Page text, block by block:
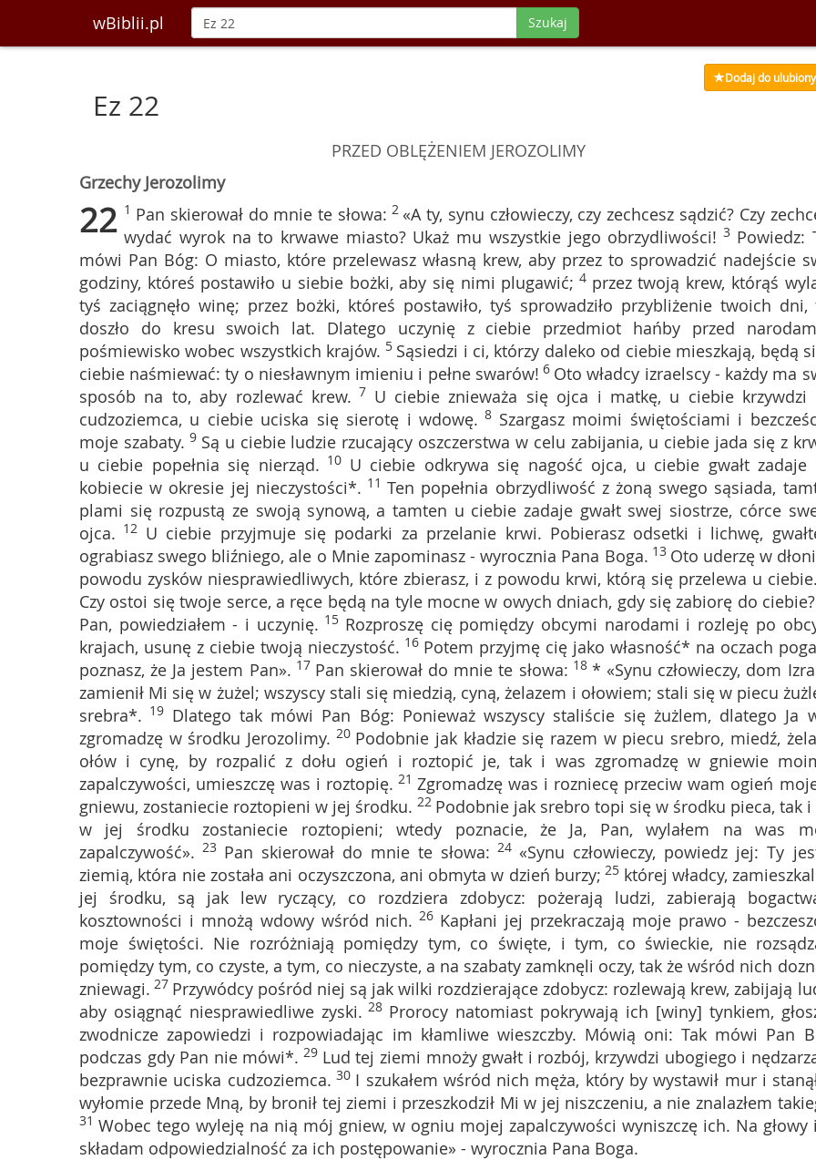
wBiblii.pl Szukaj
Dodaj do
Ez 22
PRZED OBLĘŻENIEM JEROZOLIMY
Grzechy Jerozolimy
22 1 Pan skierował do mnie te słowa: 2 «A ty, synu człowieczy, czy zechcesz sądzić? Czy
wydać wyrok na to krwawe miasto? Ukaż mu wszystkie jego obrzydliwości! 3 Powiedz:
mówi Pan Bóg: O miasto, które przelewasz własną krew, aby przez to sprowadzić nadejście
godziny, któreś postawiło u siebie bożki, aby się nimi plugawić; 4 przez twoją krew, którąś
tyś zaciągnęło winę; przez bożki, któreś postawiło, tyś sprowadziło przybliżenie twoich dni,
doszło do kresu swoich lat. Dlatego uczynię z ciebie przedmiot hańby przed
pośmiewisko wobec wszystkich krajów. 5 Sąsiedzi i ci, którzy daleko od ciebie mieszkają, będą
ciebie naśmiewać: ty o niesławnym imieniu i pełne swarów! 6 Oto władcy izraelscy - każdy ma
sposób na to, aby rozlewać krew. 7 U ciebie znieważa się ojca i matkę, u ciebie krzywdzi
cudzoziemca, u ciebie uciska się sierotę i wdowę. 8 Szargasz moimi świętościami i
moje szabaty. 9 Są u ciebie ludzie rzucający oszczerstwa w celu zabijania, u ciebie jada się z
u ciebie popełnia się nierząd. 10 U ciebie odkrywa się nagość ojca, u ciebie gwałt zadaje
kobiecie w okresie jej nieczystości*. 11Ten popełnia obrzydliwość z żoną swego sąsiada,
plami się rozpustą ze swoją synową, a tamten u ciebie zadaje gwałt swej siostrze, córce
ojca. 12 U ciebie przyjmuje się podarki za przelanie krwi. Pobierasz odsetki i lichwę,
ograbiasz swego bliźniego, ale o Mnie zapominasz - wyrocznia Pana Boga. 13 Oto uderzę w
powodu zysków niesprawiedliwych, które zbierasz, i z powodu krwi, którą się przelewa u
Czy ostoi się twoje serce, a ręce będą na tyle mocne w owych dniach, gdy się zabiorę do ciebie?
Pan, powiedziałem - i uczynię. 15 Rozproszę cię pomiędzy obcymi narodami i rozleję po
krajach, usunę z ciebie twoją nieczystość. 16 Potem przyjmę cię jako własność* na oczach
poznasz, że Ja jestem Pan». 17 Pan skierował do mnie te słowa: 18 * «Synu człowieczy, dom
zamienił Mi się w żużel; wszyscy stali się miedzią, cyną, żelazem i ołowiem; stali się w piecu
srebra*. 19 Dlatego tak mówi Pan Bóg: Ponieważ wszyscy staliście się żużlem, dlatego Ja
zgromadzę w środku Jerozolimy. 20 Podobnie jak kładzie się razem w piecu srebro, miedź,
ołów i cynę, by rozpalić z dołu ogień i roztopić je, tak i was zgromadzę w gniewie
zapalczywości, umieszczę was i roztopię. 21 Zgromadzę was i rozniecę przeciw wam ogień
gniewu, zostaniecie roztopieni w jej środku. 22 Podobnie jak srebro topi się w środku pieca, tak i
w jej środku zostaniecie roztopieni; wtedy poznacie, że Ja, Pan, wylałem na was
zapalczywość». 23 Pan skierował do mnie te słowa: 24 «Synu człowieczy, powiedz jej: Ty
ziemią, która nie została ani oczyszczona, ani obmyta w dzień burzy; 25 której władcy,
jej środku, są jak lew ryczący, co rozdziera zdobycz: pożerają ludzi, zabierają
kosztowności i mnożą wdowy wśród nich. 26 Kapłani jej przekraczają moje prawo -
moje świętości. Nie rozróżniają pomiędzy tym, co święte, i tym, co świeckie, nie
pomiędzy tym, co czyste, a tym, co nieczyste, a na szabaty zamknęli oczy, tak że wśród nich
zniewagi. 27 Przywódcy pośród niej są jak wilki rozdzierające zdobycz: rozlewają krew, zabijają
aby osiągnąć niesprawiedliwe zyski. 28 Prorocy natomiast pokrywają ich [winy] tynkiem,
zwodnicze zapowiedzi i rozpowiadając im kłamliwe wieszczby. Mówią oni: Tak mówi Pan
podczas gdy Pan nie mówi*. 29 Lud tej ziemi mnoży gwałt i rozbój, krzywdzi ubogiego i
bezprawnie uciska cudzoziemca. 30 I szukałem wśród nich męża, który by wystawił mur i
wyłomie przede Mną, by bronił tej ziemi i przeszkodził Mi w jej niszczeniu, a nie znalazłem
31Wobec tego wyleję na nią mój gniew, w ogniu mojej zapalczywości wyniszczę ich. Na głowy
składam odpowiedzialność za ich postępowanie» - wyrocznia Pana Boga.